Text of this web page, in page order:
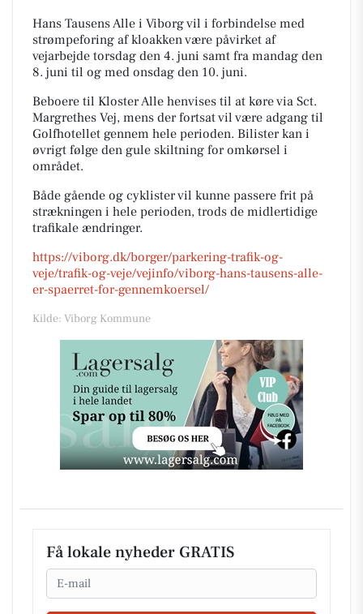
Hans Tausens Alle i Viborg vil i forbindelse med
strømpeforing af kloakken være påvirket af
vejarbejde torsdag den 4. juni samt fra mandag den
8. juni til og med onsdag den 10. juni.
Beboere til Kloster Alle henvises til at køre via Sct.
Margrethes Vej, mens der fortsat vil være adgang til
Golfhotellet gennem hele perioden. Bilister kan i
øvrigt følge den gule skiltning for omkørsel i
området.
Både gående og cyklister vil kunne passere frit på
strækningen i hele perioden, trods de midlertidige
trafikale ændringer.
https://viborg.dk/borger/parkering-trafik-og-
veje/trafik-og-veje/vejinfo/viborg-hans-tausens-alle-
er-spaerret-for-gennemkoersel/
Kilde: Viborg Kommune
Få lokale nyheder GRATIS
Email